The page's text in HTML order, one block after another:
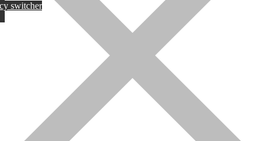
switcher